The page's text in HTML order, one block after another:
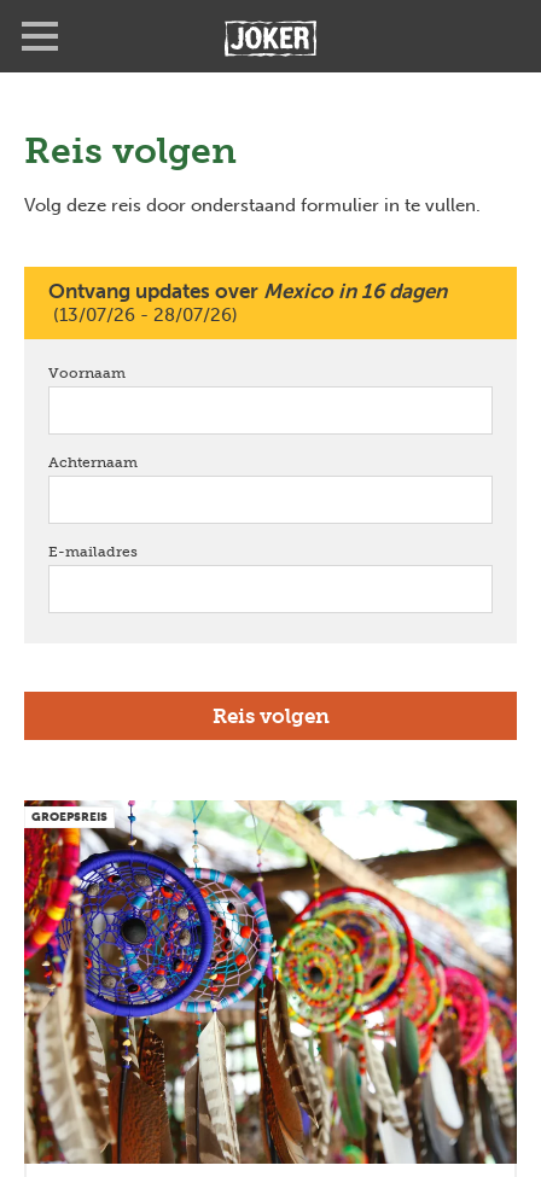
gaanReis volgen
Volg deze reis door onderstaand formulier in te vullen.
Ontvang updates over Mexico in 16 dagen
(13/07/26 - 28/07/26)
Voornaam
Achternaam
E-mailadres
GROEPSREIS